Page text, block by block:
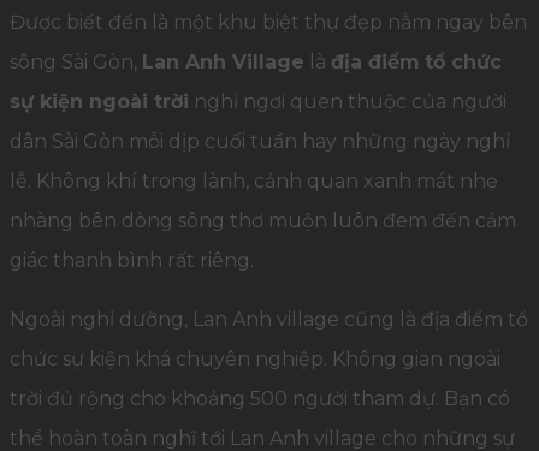
Được biết đến là một khu biệt thự đẹp nằm ngay bên
sông Sài Gòn, Lan Anh Village là địa điểm tổ chức
sự kiện ngoài trời nghỉ ngơi quen thuộc của người
dân Sài Gòn mỗi dịp cuối tuần hay những ngày nghỉ
lễ. Không khí trong lành, cảnh quan xanh mát nhẹ
nhàng bên dòng sông thơ muộn luôn đem đến cảm
giác thanh bình rất riêng.
Ngoài nghỉ dưỡng, Lan Anh village cũng là địa điểm tổ
chức sự kiện khá chuyên nghiệp. Không gian ngoài
trời đủ rộng cho khoảng 500 người tham dự. Bạn có
thể hoàn toàn nghĩ tới Lan Anh village cho những sự